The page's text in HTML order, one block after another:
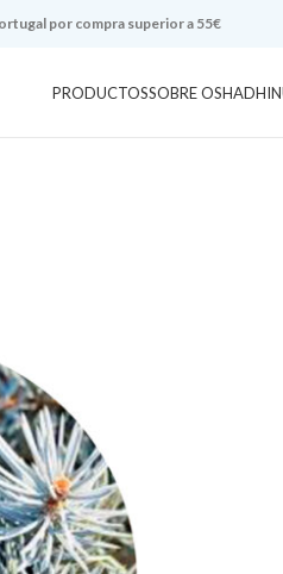
por compra superior a 55€
PRODUCTOSSOBRE OSHADHI